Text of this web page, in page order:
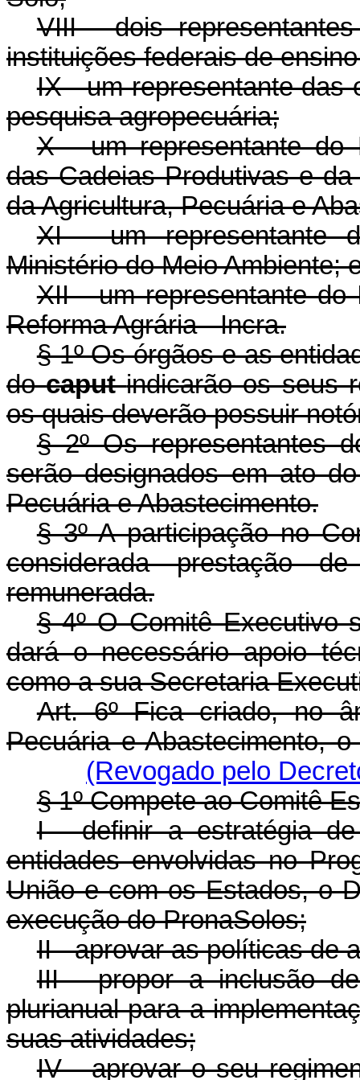
VIII - dois
instituições federais de
IX - um representante das
pesquisa agropecuária;
X - um representante do
das Cadeias Produtivas e
da Agricultura, Pecuária e
XI - um representante
Ministério do Meio Ambiente;
XII - um representante do
Reforma Agrária - Incra.
§ 1º Os órgãos e as
docaputindicarão os seus
os quais deverão possuir
§ 2º Os representantes
serão designados em ato
Pecuária e Abastecimento.
§ 3º A participação no
considerada prestação
remunerada.
§ 4º O Comitê Executivo
dará o necessário apoio
como a sua Secretaria
Art. 6º Fica criado, no
Pecuária e Abastecimento,
(Revogado pelo
§ 1º Compete ao Comitê
I - definir a estratégia
entidades envolvidas no
União e com os Estados, o
execução do PronaSolos;
II - aprovar as políticas de
III - propor a inclusão
plurianual para a
suas atividades;
IV - aprovar o seu